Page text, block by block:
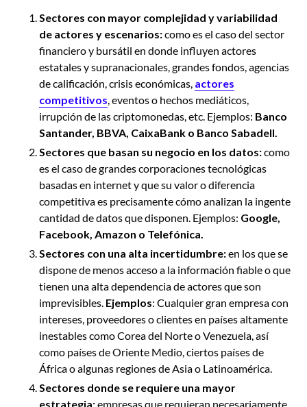
Sectores con mayor complejidad y variabilidad
de actores y escenarios:como es el caso del sector
financiero y bursátil en donde influyen actores
estatales y supranacionales, grandes fondos, agencias
de calificación, crisis económicas, actores
competitivos , eventos o hechos mediáticos,
irrupción de las criptomonedas, etc. Ejemplos: Banco
Santander, BBVA, CaixaBank o Banco Sabadell.
Sectores que basan su negocio en los datos:como
es el caso de grandes corporaciones tecnológicas
basadas en internet y que su valor o diferencia
competitiva es precisamente cómo analizan la ingente
cantidad de datos que disponen. Ejemplos: Google,
Facebook, Amazon o Telefónica.
Sectores con una alta incertidumbre:en los que se
dispone de menos acceso a la información fiable o que
tienen una alta dependencia de actores que son
imprevisibles. Ejemplos: Cualquier gran empresa con
intereses, proveedores o clientes en países altamente
inestables como Corea del Norte o Venezuela, así
como países de Oriente Medio, ciertos países de
África o algunas regiones de Asia o Latinoamérica.
Sectores donde se requiere una mayor
estrategia:empresas que requieran necesariamente